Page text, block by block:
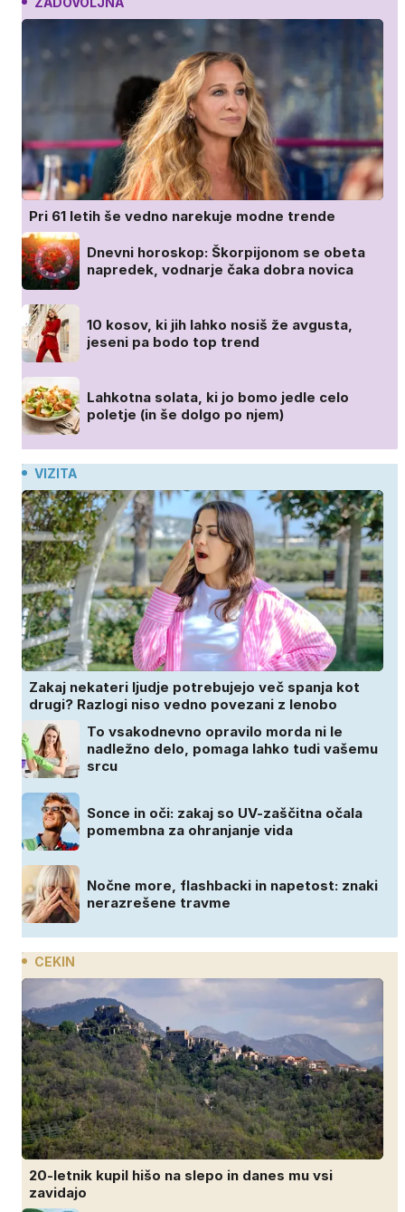
Pri 61 letih še vedno narekuje modne trende
Dnevni horoskop: Škorpijonom se obeta
napredek, vodnarje čaka dobra novica
10 kosov, ki jih lahko nosiš že avgusta,
jeseni pa bodo top trend
Lahkotna solata, ki jo bomo jedle celo
poletje (in še dolgo po njem)
VIZITA
Zakaj nekateri ljudje potrebujejo več spanja kot
drugi? Razlogi niso vedno povezani z lenobo
To vsakodnevno opravilo morda ni le
nadležno delo, pomaga lahko tudi vašemu
srcu
Sonce in oči: zakaj so UV-zaščitna očala
pomembna za ohranjanje vida
Nočne more, flashbacki in napetost: znaki
nerazrešene travme
CEKIN
20-letnik kupil hišo na slepo in danes mu vsi
zavidajo